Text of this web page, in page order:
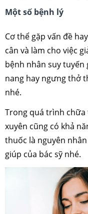
Một số bệnh lý
Cơ thể gặp vấn đề
cân và làm cho việc
bệnh nhân suy
nang hay ngưng thở
nhé.
Trong quá trình
xuyên cũng có khả
thuốc là nguyên
giúp của bác sỹ nhé.